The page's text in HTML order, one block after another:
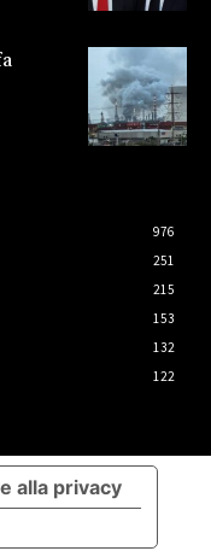
976
251
215
153
132
122
alla privacy